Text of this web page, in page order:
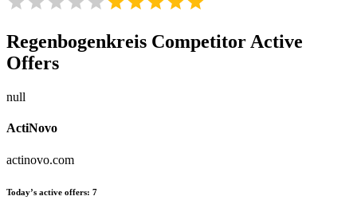
Regenbogenkreis Competitor Active
Offers
null
ActiNovo
actinovo.com
Today’s active offers: 7